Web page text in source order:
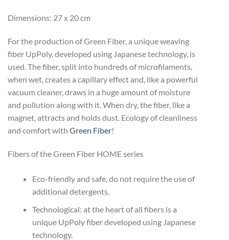
Dimensions: 27 x 20 cm
For the production of Green Fiber, a unique weaving
fiber UpPoly, developed using Japanese technology, is
used. The fiber, split into hundreds of microfilaments,
when wet, creates a capillary effect and, like a powerful
vacuum cleaner, draws in a huge amount of moisture
and pollution along with it. When dry, the fiber, like a
magnet, attracts and holds dust. Ecology of cleanliness
and comfort with Green Fiber!
Fibers of the Green Fiber HOME series
Eco-friendly and safe, do not require the use of
additional detergents.
Technological: at the heart of all fibers is a
unique UpPoly fiber developed using Japanese
technology.